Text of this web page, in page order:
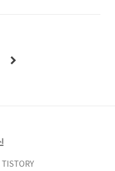
리마다 20개의 우수 블로
다. 고마워요, PC사랑 ☞
성 때문인지 역시 IT/컴